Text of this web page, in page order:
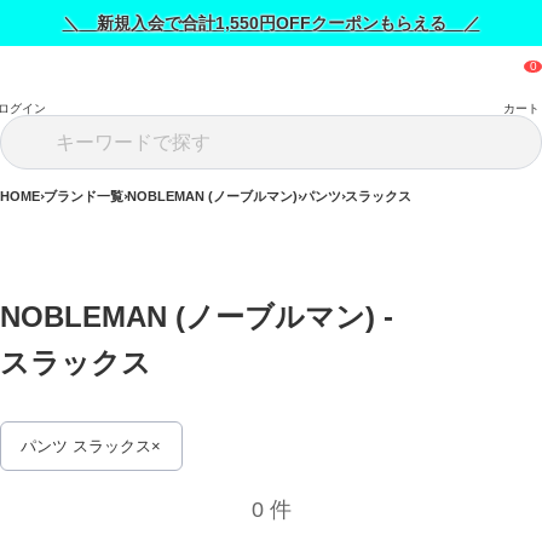
＼ 新規入会で合計1,550円OFFクーポンもらえる ／
グイン カート
HOME ブランド一覧 NOBLEMAN (ノーブルマン) パンツ スラックス
NOBLEMAN (ノーブルマン) -
スラックス
パンツ スラックス
0 件